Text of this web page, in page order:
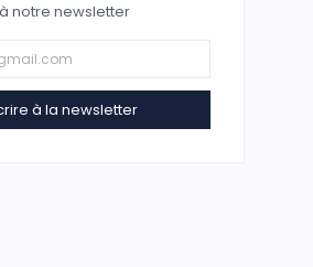
notre newsletter
à la newsletter